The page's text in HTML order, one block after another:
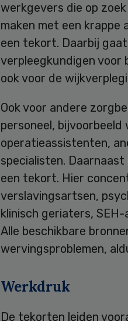
werkgevers die op
maken met een krappe
een tekort. Daarbij
verpleegkundigen voor
ook voor de
Ook voor andere
personeel,
operatieassistenten,
specialisten.
een tekort. Hier
verslavingsartsen,
klinisch geriaters,
Alle beschikbare
wervingsproblemen,
Werkdruk
De tekorten leiden